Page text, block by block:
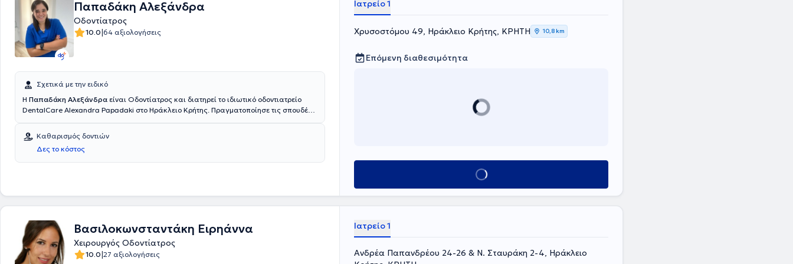
Παπαδάκη Αλεξάνδρα
Οδοντίατρος
10.0|64 αξιολογήσεις
Σχετικά με την ειδικό
Η Παπαδάκη Αλεξάνδρα είναι Οδοντίατρος και διατηρεί το ιδιωτικό οδοντιατρείο
DentalCare Alexandra Papadaki στο Ηράκλειο Κρήτης. Πραγματοποίησε τις σπουδές
Ρουμανίας. Διαθέτει κλινική εμπειρία και κατάρτιση, έχοντας εργαστεί στο Γενικό
Νοσοκομείο Ηρακλείου "Βενιζέλειο - Πανάνειο". Στο ιδιωτικό της ιατρείο προσφέρει
πλήθος υπηρεσιών, εξατομικευμένες για τις ανάγκες εκάστοτε ασθενούς.
Καθαρισμός δοντιών
Δες το κόστος
Ιατρείο 1
Χρυσοστόμου 49, Ηράκλειο Κρήτης, ΚΡΗΤΗ 10,8 km
Επόμενη διαθεσιμότητα
Κλείσε ραντεβού
Βασιλοκωνσταντάκη Ειρηάννα
Χειρουργός Οδοντίατρος
10.0|27 αξιολογήσεις
Ιατρείο 1
Ανδρέα Παπανδρέου 24-26 & Ν. Σταυράκη 2-4, Ηράκλειο